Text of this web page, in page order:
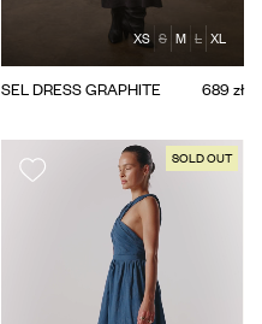
XS S M L XL
SEL DRESS GRAPHITE 689 zł
SOLD OUT